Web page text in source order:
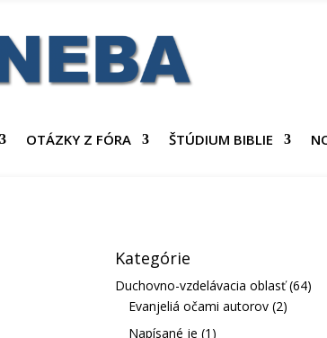
OTÁZKY Z FÓRA ŠTÚDIUM BIBLIE
Kategórie
Duchovno-vzdelávacia oblasť(64)
Evanjeliá očami autorov(2)
Napísané je (1)